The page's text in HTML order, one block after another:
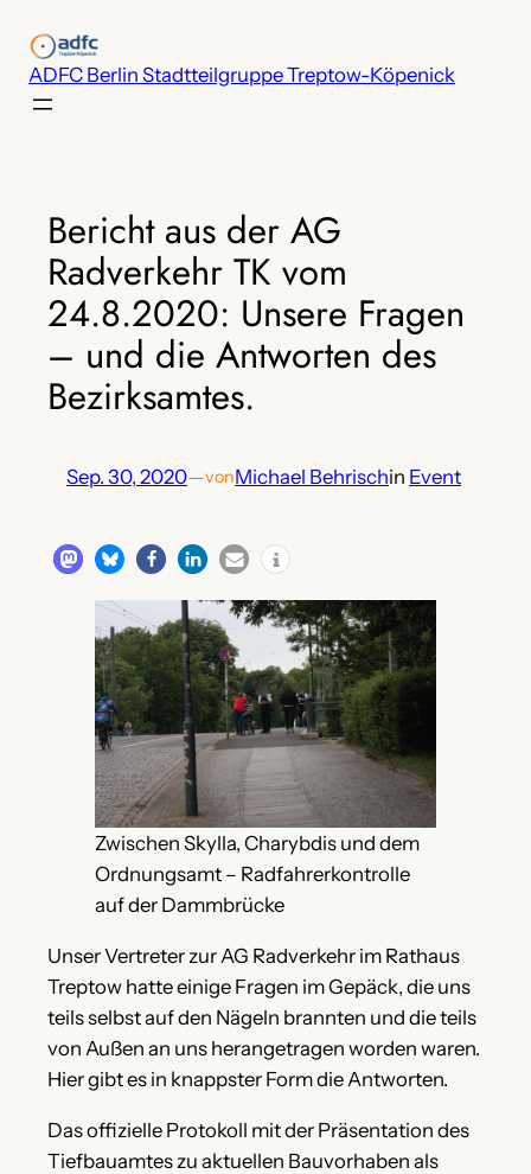
Inhalt
springen
ADFC Berlin Stadtteilgruppe Treptow-Köpenick
Bericht aus der AG
Radverkehr TK vom
24.8.2020: Unsere Fragen
– und die Antworten des
Bezirksamtes.
Sep. 30, 2020—vonMichael Behrischin Event
Zwischen Skylla, Charybdis und dem
Ordnungsamt – Radfahrerkontrolle
auf der Dammbrücke
Unser Vertreter zur AG Radverkehr im Rathaus
Treptow hatte einige Fragen im Gepäck, die uns
teils selbst auf den Nägeln brannten und die teils
von Außen an uns herangetragen worden waren.
Hier gibt es in knappster Form die Antworten.
Das offizielle Protokoll mit der Präsentation des
Tiefbauamtes zu aktuellen Bauvorhaben als